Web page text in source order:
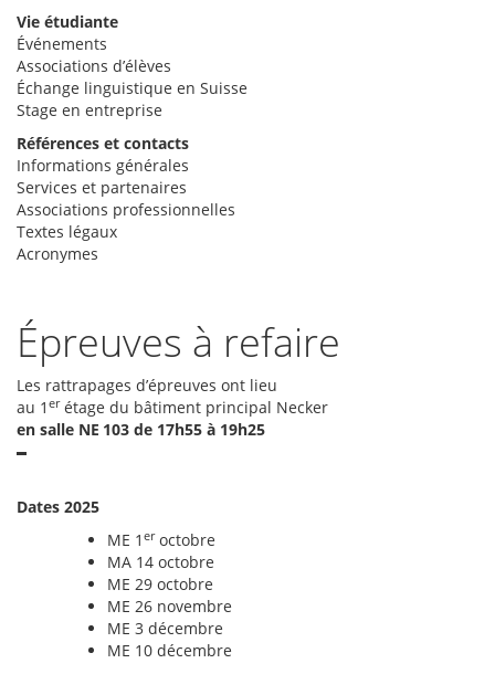
Vie étudiante
Événements
Associations d’élèves
Échange linguistique en Suisse
Stage en entreprise
Références et contacts
Informations générales
Services et partenaires
Associations professionnelles
Textes légaux
Acronymes
Épreuves à refaire
Les rattrapages d’épreuves ont lieu
au 1 erétage du bâtiment principal Necker
en salle NE 103 de 17h55 à 19h25
Dates 2025
ME 1 eroctobre
MA 14 octobre
ME 29 octobre
ME 26 novembre
ME 3 décembre
ME 10 décembre